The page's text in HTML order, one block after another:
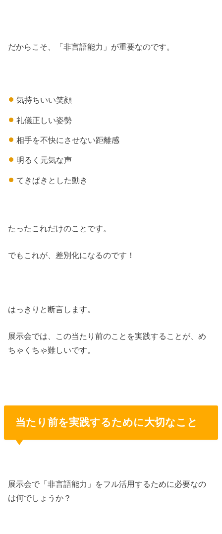
だからこそ、「非言語能力」が重要なのです。
気持ちいい笑顔
礼儀正しい姿勢
相手を不快にさせない距離感
明るく元気な声
てきぱきとした動き
たったこれだけのことです。
でもこれが、差別化になるのです！
はっきりと断言します。
展示会では、この当たり前のことを実践することが、め
ちゃくちゃ難しいです。
当たり前を実践するために大切なこと
展示会で「非言語能力」をフル活用するために必要なの
は何でしょうか？